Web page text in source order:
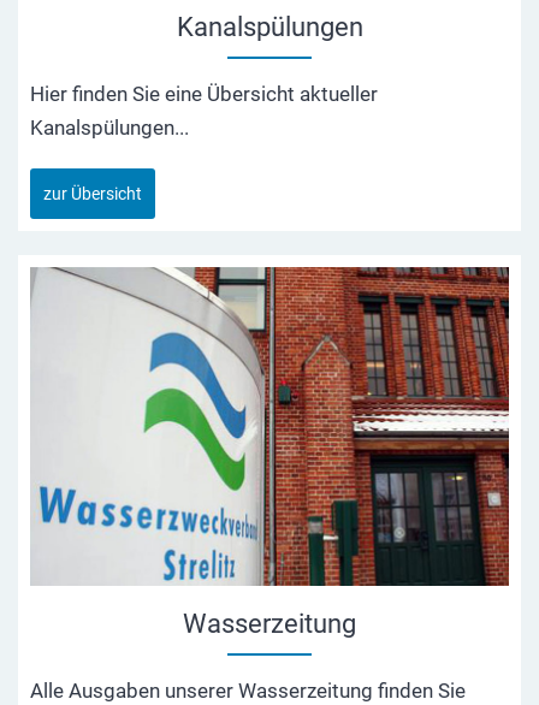
Kanalspülungen
Hier finden Sie eine Übersicht aktueller
Kanalspülungen...
zur Übersicht
Wasserzeitung
Alle Ausgaben unserer Wasserzeitung finden Sie